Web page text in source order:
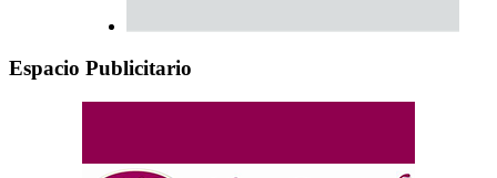
Espacio Publicitario